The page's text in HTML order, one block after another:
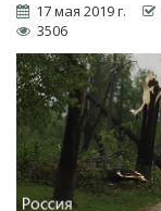
17 мая 2019 г.
3506